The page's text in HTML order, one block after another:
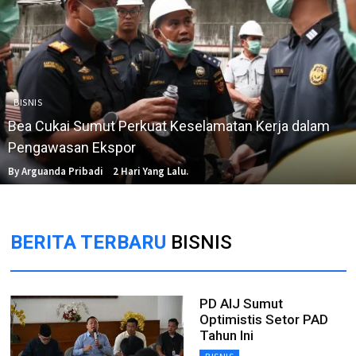
BISNIS
Bea Cukai Sumut Perkuat Keselamatan Kerja dalam
Pengawasan Ekspor
By Arguanda Pribadi 2 Hari Yang Lalu.
BERITA TERBARU BISNIS
PD AIJ Sumut
Optimistis Setor PAD
Tahun Ini